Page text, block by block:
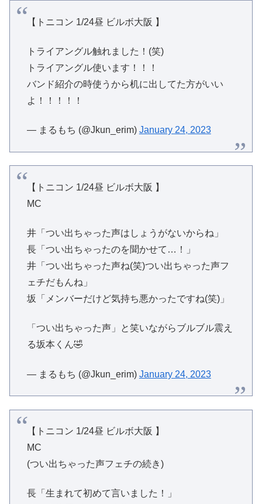
【トニコン 1/24昼 ビルボ大阪 】
トライアングル触れました！(笑)
トライアングル使います！！！
バンド紹介の時使うから机に出してた方がいい
よ！！！！！
— まるもち (@Jkun_erim) January 24, 2023
【トニコン 1/24昼 ビルボ大阪 】
MC
井「つい出ちゃった声はしょうがないからね」
長「つい出ちゃったのを聞かせて…！」
井「つい出ちゃった声ね(笑)つい出ちゃった声フ
ェチだもんね」
坂「メンバーだけど気持ち悪かったですね(笑)」
「つい出ちゃった声」と笑いながらブルブル震え
る坂本くん🤣
— まるもち (@Jkun_erim) January 24, 2023
【トニコン 1/24昼 ビルボ大阪 】
MC
(つい出ちゃった声フェチの続き)
長「生まれて初めて言いました！」